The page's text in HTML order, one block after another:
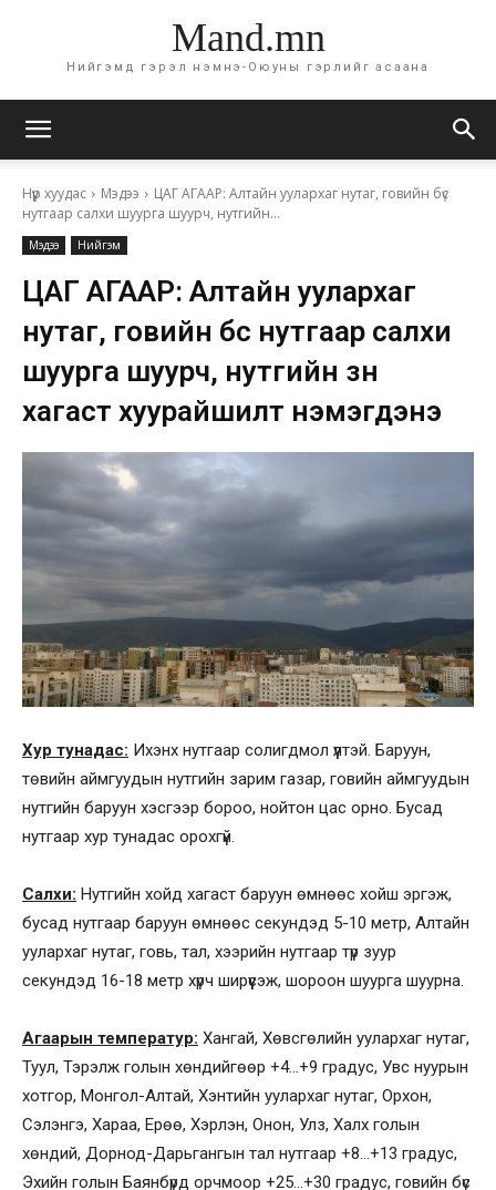
Mand.mn
Нийгэмд гэрэл нэмнэ-Оюуны гэрлийг асаана
Нүүр хуудас Мэдээ
ЦАГ АГААР: Алтайн уулархаг нутаг, говийн бүс
нутгаар салхи шуурга шуурч, нутгийн...
Мэдээ Нийгэм
ЦАГ АГААР: Алтайн уулархаг
нутаг, говийн бүс нутгаар салхи
шуурга шуурч, нутгийн зүүн
хагаст хуурайшилт нэмэгдэнэ
Хур тунадас: Ихэнх нутгаар солигдмол үүлтэй. Баруун,
төвийн аймгуудын нутгийн зарим газар, говийн аймгуудын
нутгийн баруун хэсгээр бороо, нойтон цас орно. Бусад
нутгаар хур тунадас орохгүй.
Салхи: Нутгийн хойд хагаст баруун өмнөөс хойш эргэж,
бусад нутгаар баруун өмнөөс секундэд 5-10 метр, Алтайн
уулархаг нутаг, говь, тал, хээрийн нутгаар түр зуур
секундэд 16-18 метр хүрч ширүүсэж, шороон шуурга шуурна.
Агаарын температур: Хангай, Хөвсгөлийн уулархаг нутаг,
Туул, Тэрэлж голын хөндийгөөр +4…+9 градус, Увс нуурын
хотгор, Монгол-Алтай, Хэнтийн уулархаг нутаг, Орхон,
Сэлэнгэ, Хараа, Ерөө, Хэрлэн, Онон, Улз, Халх голын
хөндий, Дорнод-Дарьгангын тал нутгаар +8…+13 градус,
Эхийн голын Баянбүрд орчмоор +25…+30 градус, говийн бүс